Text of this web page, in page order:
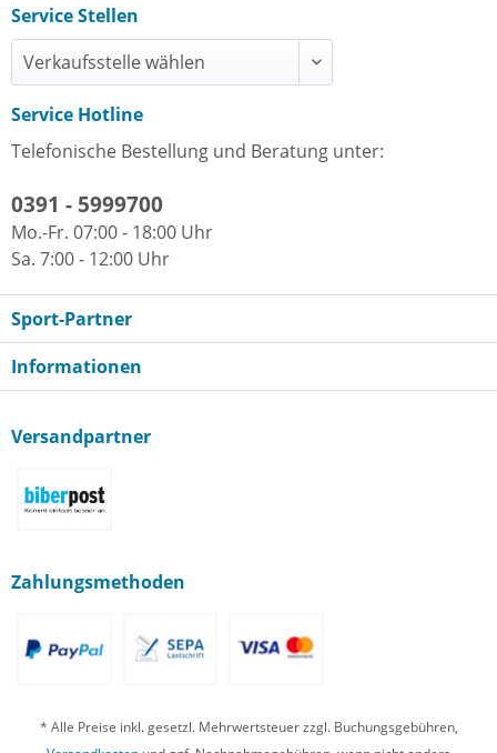
Service Stellen
Service Hotline
Telefonische Bestellung und Beratung unter:
0391 - 5999700
Mo.-Fr. 07:00 - 18:00 Uhr
Sa. 7:00 - 12:00 Uhr
Sport-Partner
Informationen
Versandpartner
Zahlungsmethoden
* Alle Preise inkl. gesetzl. Mehrwertsteuer zzgl. Buchungsgebühren,